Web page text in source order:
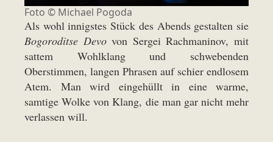
Foto © Michael Pogoda
Als wohl innigstes Stück des Abends gestalten sie
Bogoroditse Devovon Sergei Rachmaninov, mit
sattem Wohlklang und schwebenden
Oberstimmen, langen Phrasen auf schier endlosem
Atem. Man wird eingehüllt in eine warme,
samtige Wolke von Klang, die man gar nicht mehr
verlassen will.